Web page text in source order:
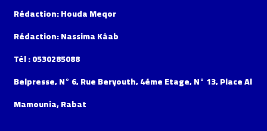
Rédaction: Houda Meqor
Rédaction: Nassima Kâab
Tél : 0530285088
Belpresse, N° 6, Rue Beryouth, 4éme Etage, N° 13, Place Al
Mamounia, Rabat